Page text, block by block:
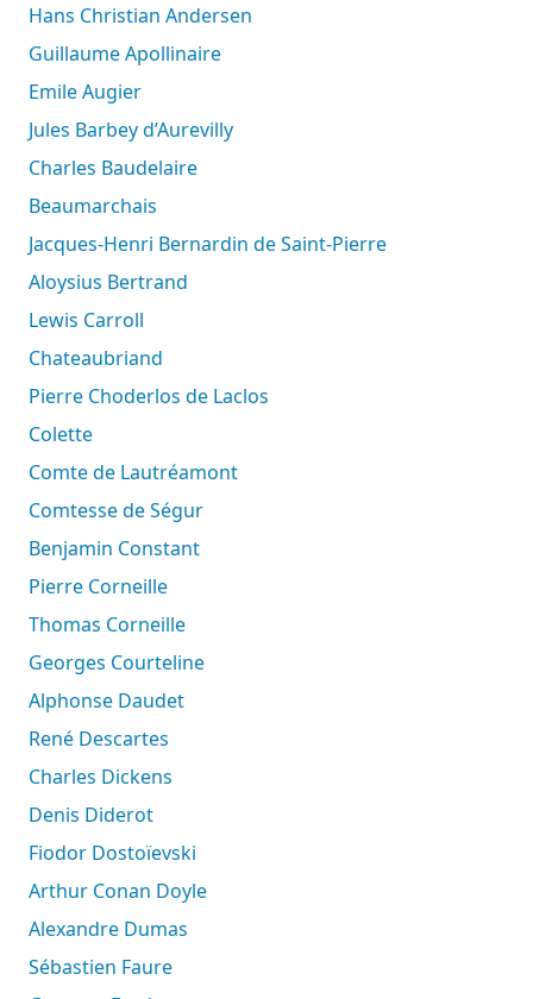
Hans Christian Andersen
Guillaume Apollinaire
Emile Augier
Jules Barbey d’Aurevilly
Charles Baudelaire
Beaumarchais
Jacques-Henri Bernardin de Saint-Pierre
Aloysius Bertrand
Lewis Carroll
Chateaubriand
Pierre Choderlos de Laclos
Colette
Comte de Lautréamont
Comtesse de Ségur
Benjamin Constant
Pierre Corneille
Thomas Corneille
Georges Courteline
Alphonse Daudet
René Descartes
Charles Dickens
Denis Diderot
Fiodor Dostoïevski
Arthur Conan Doyle
Alexandre Dumas
Sébastien Faure